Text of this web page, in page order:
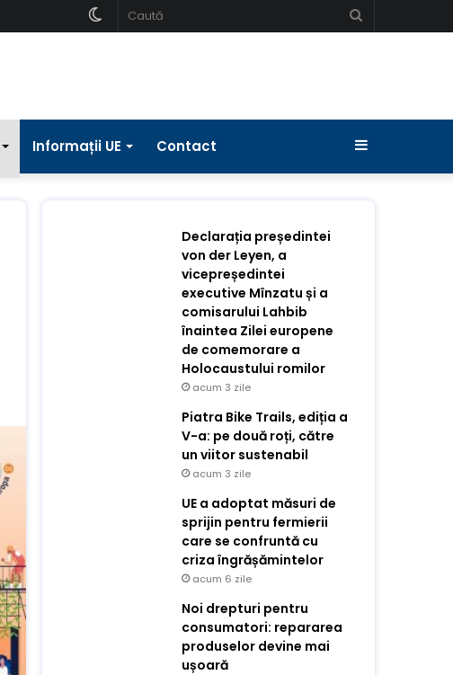
Schimbați
Informații UE Contact Bara
Declarația președintei
von der Leyen, a
vicepreședintei
executive Mînzatu și a
comisarului Lahbib
înaintea Zilei europene
de comemorare a
Holocaustului romilor
acum 3 zile
Piatra Bike Trails, ediția a
V-a: pe două roți, către
un viitor sustenabil
acum 3 zile
UE a adoptat măsuri de
sprijin pentru fermierii
care se confruntă cu
criza îngrășămintelor
acum 6 zile
Noi drepturi pentru
consumatori: repararea
produselor devine mai
ușoară